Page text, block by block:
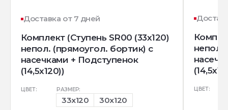
Доставка от 7 дней
Комплект (Ступень SR00 (33x120)
непол. (прямоугол. бортик) с
насечками + Подступенок
(14,5x120))
ЦВЕТ: РАЗМЕР:
33x120 30x120
непол.
ЦВЕТ: